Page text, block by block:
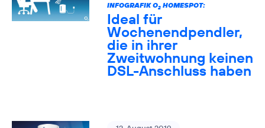
INFOGRAFIK O2HOMESPOT:
Ideal für
Wochenendpendler,
die in ihrer
Zweitwohnung keinen
DSL-Anschluss haben